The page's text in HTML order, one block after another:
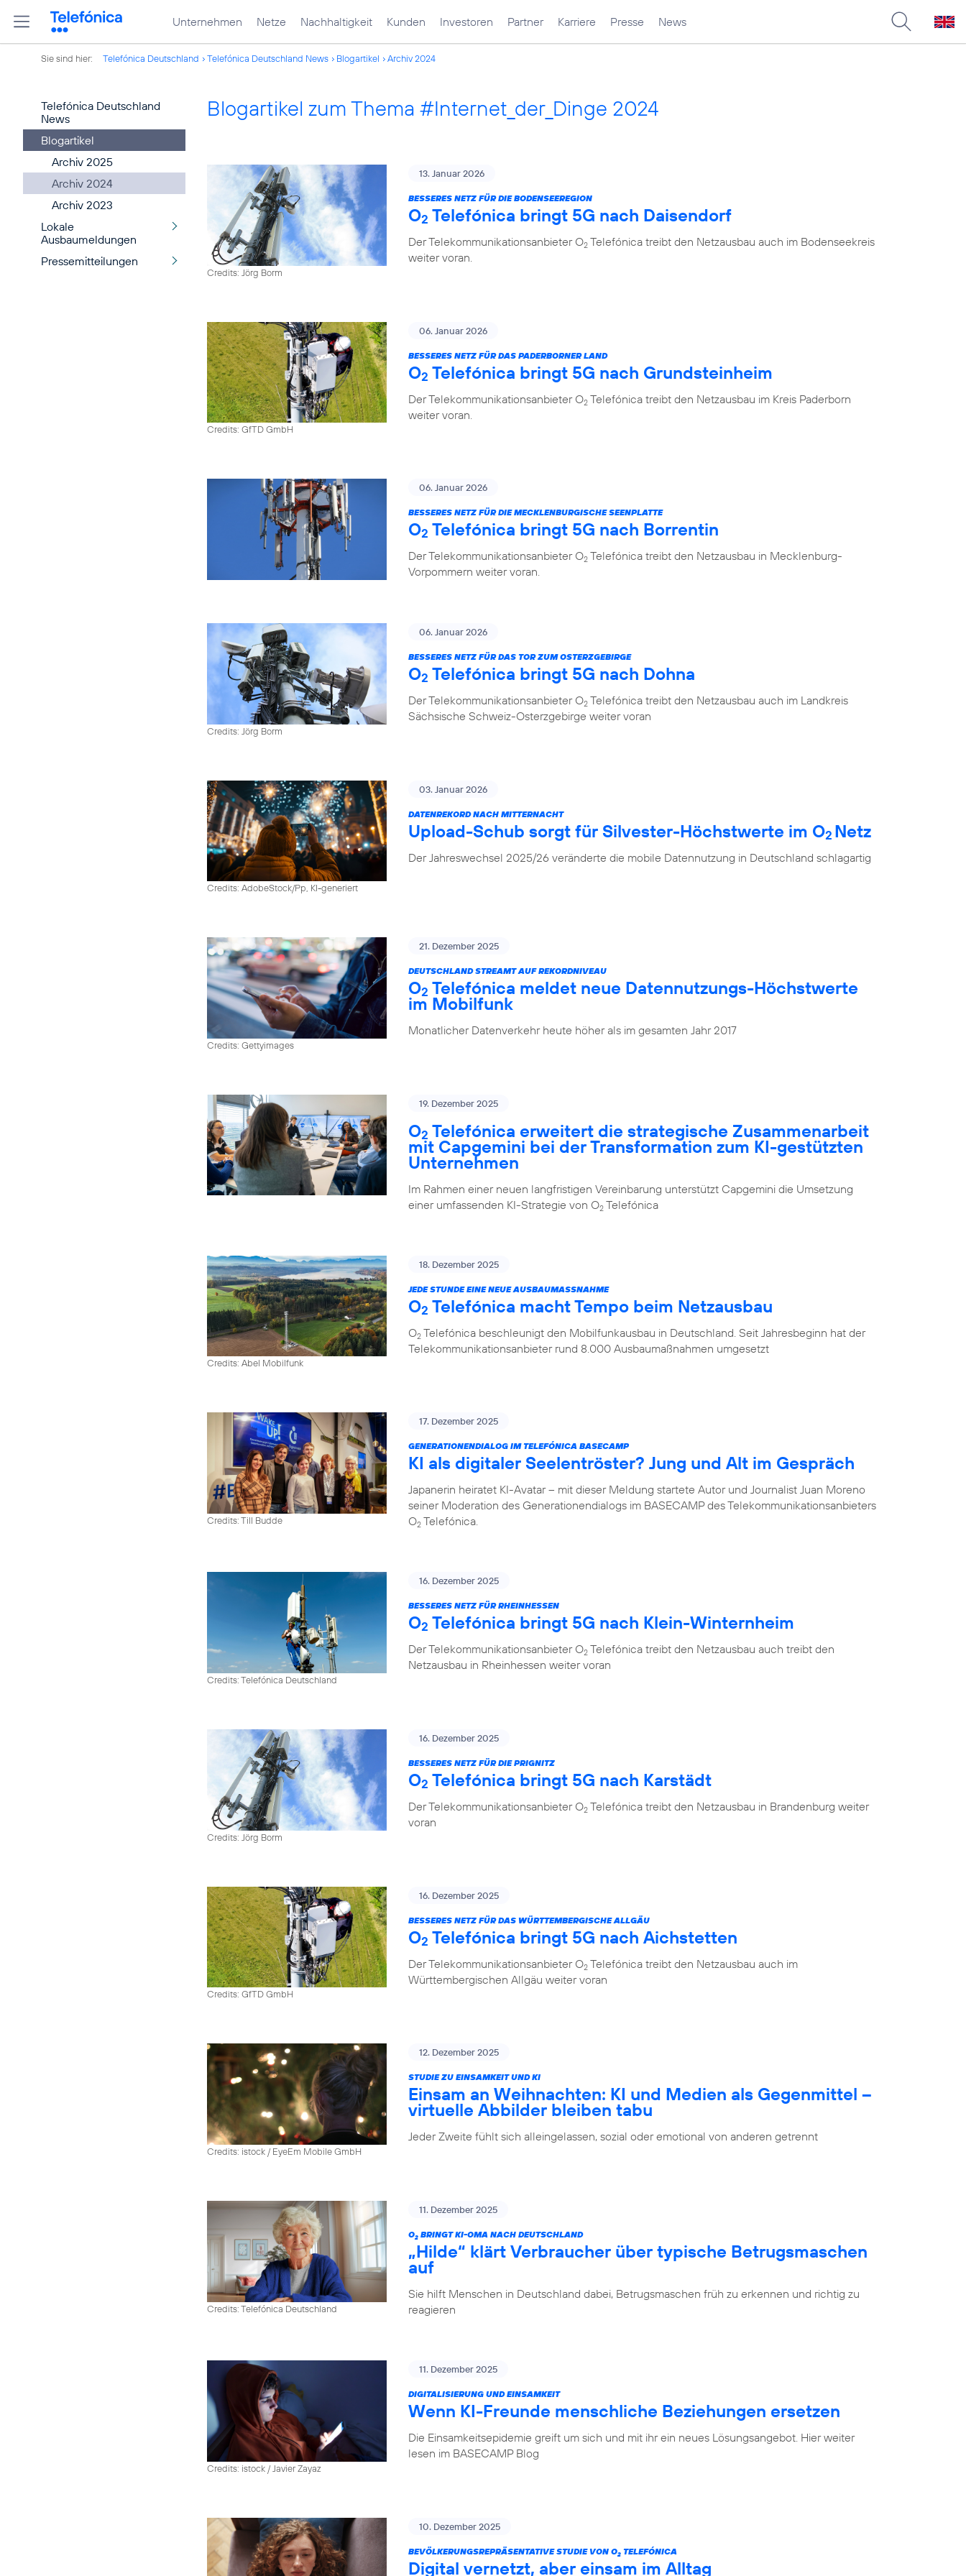
Unternehmen Netze Nachhaltigkeit Kunden Investoren Partner Karriere Presse News
Sie sind hier: Telefónica Deutschland Telefónica Deutschland News Blogartikel Archiv 2024
Telefónica Deutschland
News
Blogartikel
Archiv 2025
Archiv 2024
Archiv 2023
Lokale
Ausbaumeldungen
Pressemitteilungen
Blogartikel zum Thema #Internet_der_Dinge 2024
Credits: Jörg Borm
13. Januar 2026
BESSERES NETZ FÜR DIE BODENSEEREGION
O2 Telefónica bringt 5G nach Daisendorf
Der Telekommunikationsanbieter O2 Telefónica treibt den Netzausbau auch im Bodenseekreis
weiter voran.
Credits: GfTD GmbH
06. Januar 2026
BESSERES NETZ FÜR DAS PADERBORNER LAND
O2 Telefónica bringt 5G nach Grundsteinheim
Der Telekommunikationsanbieter O2 Telefónica treibt den Netzausbau im Kreis Paderborn
weiter voran.
06. Januar 2026
BESSERES NETZ FÜR DIE MECKLENBURGISCHE SEENPLATTE
O2 Telefónica bringt 5G nach Borrentin
Der Telekommunikationsanbieter O2 Telefónica treibt den Netzausbau in Mecklenburg-
Vorpommern weiter voran.
Credits: Jörg Borm
06. Januar 2026
BESSERES NETZ FÜR DAS TOR ZUM OSTERZGEBIRGE
O2 Telefónica bringt 5G nach Dohna
Der Telekommunikationsanbieter O2 Telefónica treibt den Netzausbau auch im Landkreis
Sächsische Schweiz-Osterzgebirge weiter voran
Credits: AdobeStock/Pp, KI-generiert
03. Januar 2026
DATENREKORD NACH MITTERNACHT
Upload-Schub sorgt für Silvester-Höchstwerte im O2 Netz
Der Jahreswechsel 2025/26 veränderte die mobile Datennutzung in Deutschland schlagartig
Credits: Gettyimages
21. Dezember 2025
DEUTSCHLAND STREAMT AUF REKORDNIVEAU
O2 Telefónica meldet neue Datennutzungs-Höchstwerte
im Mobilfunk
Monatlicher Datenverkehr heute höher als im gesamten Jahr 2017
19. Dezember 2025
O2 Telefónica erweitert die strategische Zusammenarbeit
mit Capgemini bei der Transformation zum KI-gestützten
Unternehmen
Im Rahmen einer neuen langfristigen Vereinbarung unterstützt Capgemini die Umsetzung
einer umfassenden KI-Strategie von O2 Telefónica
Credits: Abel Mobilfunk
18. Dezember 2025
JEDE STUNDE EINE NEUE AUSBAUMASSNAHME
O2 Telefónica macht Tempo beim Netzausbau
O2 Telefónica beschleunigt den Mobilfunkausbau in Deutschland. Seit Jahresbeginn hat der
Telekommunikationsanbieter rund 8.000 Ausbaumaßnahmen umgesetzt
Credits: Till Budde
17. Dezember 2025
GENERATIONENDIALOG IM TELEFÓNICA BASECAMP
KI als digitaler Seelentröster? Jung und Alt im Gespräch
Japanerin heiratet KI-Avatar – mit dieser Meldung startete Autor und Journalist Juan Moreno
seiner Moderation des Generationendialogs im BASECAMP des Telekommunikationsanbieters
O2 Telefónica.
Credits: Telefónica Deutschland
16. Dezember 2025
BESSERES NETZ FÜR RHEINHESSEN
O2 Telefónica bringt 5G nach Klein-Winternheim
Der Telekommunikationsanbieter O2 Telefónica treibt den Netzausbau auch treibt den
Netzausbau in Rheinhessen weiter voran
Credits: Jörg Borm
16. Dezember 2025
BESSERES NETZ FÜR DIE PRIGNITZ
O2 Telefónica bringt 5G nach Karstädt
Der Telekommunikationsanbieter O2 Telefónica treibt den Netzausbau in Brandenburg weiter
voran
Credits: GfTD GmbH
16. Dezember 2025
BESSERES NETZ FÜR DAS WÜRTTEMBERGISCHE ALLGÄU
O2 Telefónica bringt 5G nach Aichstetten
Der Telekommunikationsanbieter O2 Telefónica treibt den Netzausbau auch im
Württembergischen Allgäu weiter voran
Credits: istock / EyeEm Mobile GmbH
12. Dezember 2025
STUDIE ZU EINSAMKEIT UND KI
Einsam an Weihnachten: KI und Medien als Gegenmittel –
virtuelle Abbilder bleiben tabu
Jeder Zweite fühlt sich alleingelassen, sozial oder emotional von anderen getrennt
Credits: Telefónica Deutschland
11. Dezember 2025
O2 BRINGT KI-OMA NACH DEUTSCHLAND
„Hilde“ klärt Verbraucher über typische Betrugsmaschen
auf
Sie hilft Menschen in Deutschland dabei, Betrugsmaschen früh zu erkennen und richtig zu
reagieren
Credits: istock / Javier Zayaz
11. Dezember 2025
DIGITALISIERUNG UND EINSAMKEIT
Wenn KI-Freunde menschliche Beziehungen ersetzen
Die Einsamkeitsepidemie greift um sich und mit ihr ein neues Lösungsangebot. Hier weiter
lesen im BASECAMP Blog
10. Dezember 2025
BEVÖLKERUNGSREPRÄSENTATIVE STUDIE VON O2 TELEFÓNICA
Digital vernetzt, aber einsam im Alltag